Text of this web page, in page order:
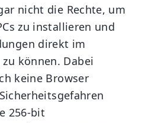
nicht die Rechte, um
zu installieren und
direkt im
können. Dabei
keine Browser
256-bit